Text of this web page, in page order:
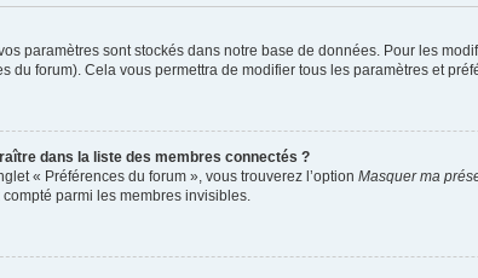
paramètres sont stockés dans notre base de données. Pour les
du forum). Cela vous permettra de modifier tous les paramètres et
dans la liste des membres connectés ?
« Préférences du forum », vous trouverez l’option Masquer ma
parmi les membres invisibles.